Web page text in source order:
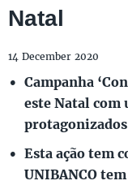
Natal
14 December 2020
Campanha
este Natal com
Esta ação tem
UNIBANCO